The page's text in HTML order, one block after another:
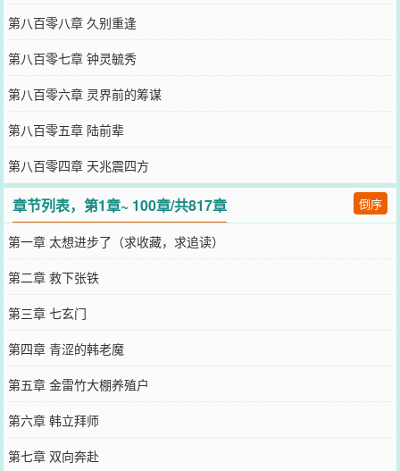
第八百零八章 久别重逢
第八百零七章 钟灵毓秀
第八百零六章 灵界前的筹谋
第八百零五章 陆前辈
第八百零四章 天兆震四方
章节列表，第1章~ 100章/共817章 倒序
第一章 太想进步了（求收藏，求追读）
第二章 救下张铁
第三章 七玄门
第四章 青涩的韩老魔
第五章 金雷竹大棚养殖户
第六章 韩立拜师
第七章 双向奔赴